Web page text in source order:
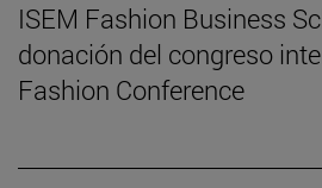
ISEM Fashion Business
donación del congreso
Fashion Conference